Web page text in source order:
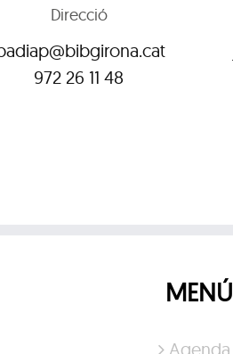
Direcció
972 26 11 48
MENÚ
Agenda